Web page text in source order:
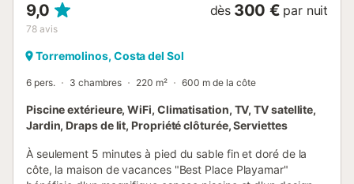
9,0
78 avis
dès 300 € par nuit
Torremolinos, Costa del Sol
6 pers. 3 chambres 220 m² 600 m de la côte
Piscine extérieure, WiFi, Climatisation, TV, TV satellite,
Jardin, Draps de lit, Propriété clôturée, Serviettes
À seulement 5 minutes à pied du sable fin et doré de la
côte, la maison de vacances "Best Place Playamar"